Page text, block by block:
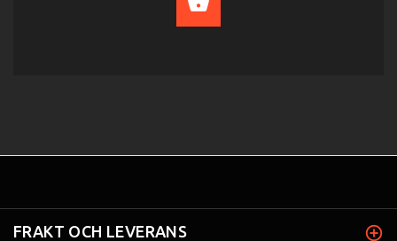
FRAKT OCH LEVERANS